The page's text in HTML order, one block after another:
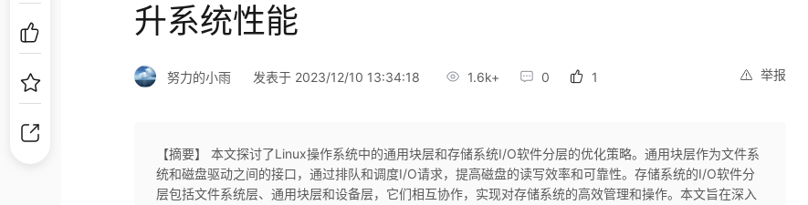
升系统性能
举报
努力的小雨 发表于 2023/12/10 13:34:18 1.6k+ 0 1
【摘要】 本文探讨了Linux操作系统中的通用块层和存储系统I/O软件分层的优化策略。通用块层作为文件系
统和磁盘驱动之间的接口，通过排队和调度I/O请求，提高磁盘的读写效率和可靠性。存储系统的I/O软件分
层包括文件系统层、通用块层和设备层，它们相互协作，实现对存储系统的高效管理和操作。本文旨在深入